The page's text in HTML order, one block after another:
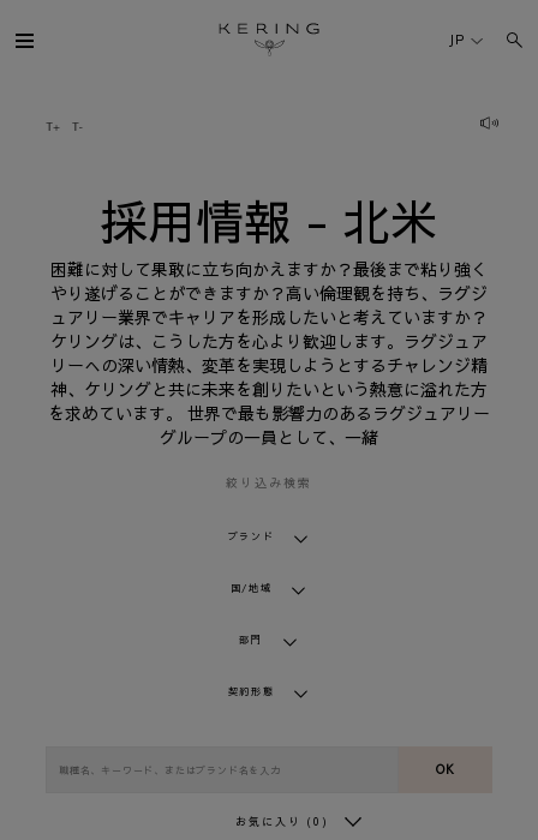
用
情
サステナビリティ
FINANCE
採用情報
JP
採用情報 - 北米
困難に対して果敢に立ち向かえますか？最後まで粘り強く
やり遂げることができますか？高い倫理観を持ち、ラグジ
ュアリー業界でキャリアを形成したいと考えていますか？
ケリングは、こうした方を心より歓迎します。ラグジュア
リーへの深い情熱、変革を実現しようとするチャレンジ精
神、ケリングと共に未来を創りたいという熱意に溢れた方
を求めています。 世界で最も影響力のあるラグジュアリー
グループの一員として、一緒
絞り込み検索
ブランド
国/地域
部門
契約形態
OK
お気に入り (0)